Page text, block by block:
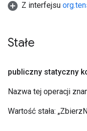
Z interfejsu
Stałe
publiczny statyczny
Nazwa tej operacji
Wartość stała: